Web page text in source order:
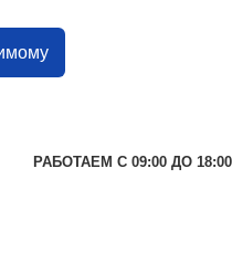
РАБОТАЕМ С 09:00 ДО 18:00